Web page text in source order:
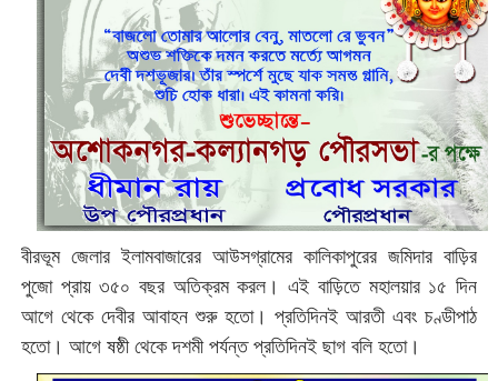
বীরভূম জেলার ইলামবাজারের আউসগ্রামের কালিকাপুরের জমিদার বাড়ির
পুজো প্রায় ৩৫০ বছর অতিক্রম করল। এই বাড়িতে মহালয়ার ১৫ দিন
আগে থেকে দেবীর আবাহন শুরু হতো। প্রতিদিনই আরতী এবং চণ্ডীপাঠ
হতো। আগে ষষ্ঠী থেকে দশমী পর্যন্ত প্রতিদিনই ছাগ বলি হতো।